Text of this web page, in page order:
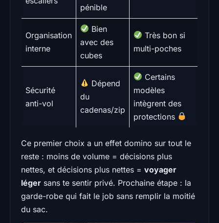
pénible
Organisation
interne
Bien
avec des
cubes
Très bon si
multi-poches
Sécurité
anti-vol
Dépend
du
cadenas/zip
Certains
modèles
intègrent des
protections
Ce premier choix a un effet domino sur tout le
reste : moins de volume = décisions plus
nettes, et décisions plus nettes = voyager
léger sans te sentir privé. Prochaine étape : la
garde-robe qui fait le job sans remplir la moitié
du sac.